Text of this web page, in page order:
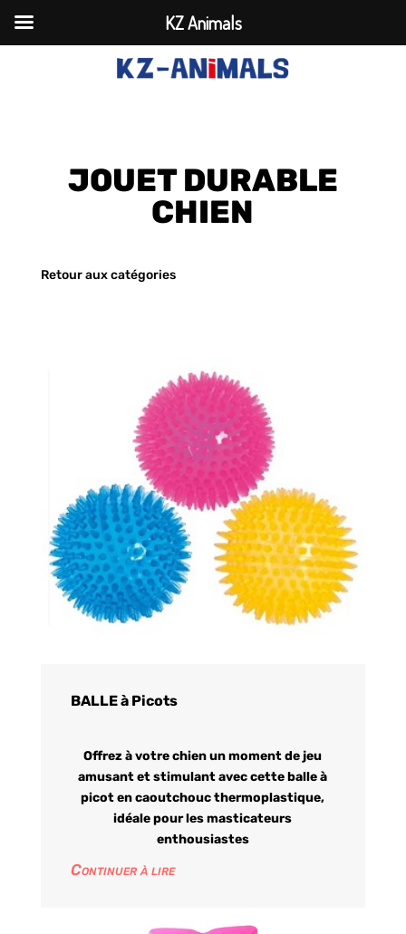
JOUET DURABLE
CHIEN
Retour aux catégories
BALLE à Picots
Offrez à votre chien un moment de jeu
amusant et stimulant avec cette balle à
picot en caoutchouc thermoplastique,
idéale pour les masticateurs
enthousiastes
Continuer à lire
KZ Animals